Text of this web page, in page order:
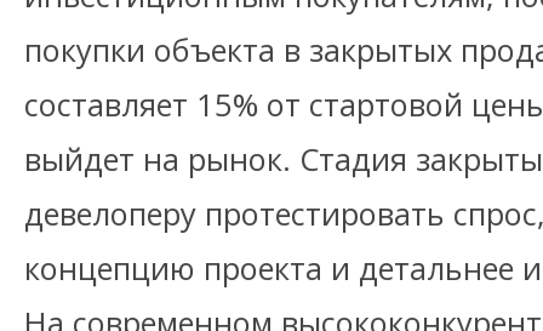
покупки объекта в закрытых
составляет 15% от стартовой
выйдет на рынок. Стадия
девелоперу протестировать
концепцию проекта и детальнее
На современном